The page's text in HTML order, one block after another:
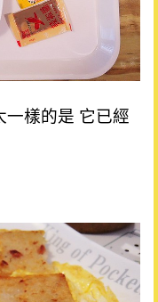
一樣的是 它已經